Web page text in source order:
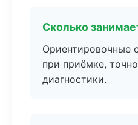
Сколько
Ориентировочные
при приёмке,
диагностики.